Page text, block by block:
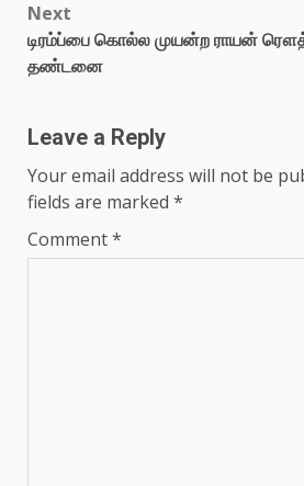
Next
டிரம்ப்பை கொல்ல முயன்ற ராயன்
தண்டனை
Leave a Reply
Your email address will not be
fields are marked *
Comment*